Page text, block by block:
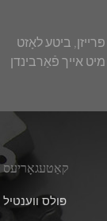
ביטע לאָזט
אייך פֿאַרבינדן
קאַטעגאָריעס
פּולס ווענטיל